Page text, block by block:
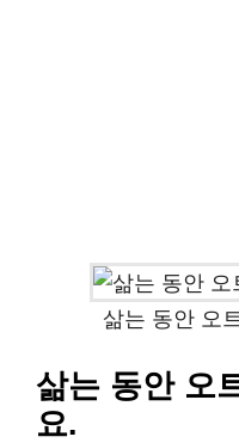
삶는 동안 오
삶는 동안 오
요.